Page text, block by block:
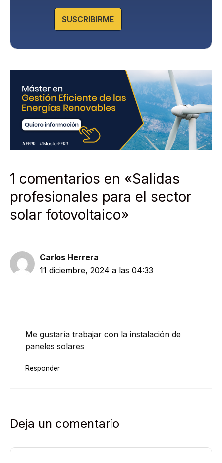
encontrarás en nuestra página web.
SUSCRIBIRME
1 comentarios en «Salidas
profesionales para el sector
solar fotovoltaico»
Carlos Herrera
11 diciembre, 2024 a las 04:33
Me gustaría trabajar con la instalación de
paneles solares
Responder
Deja un comentario
Comentario